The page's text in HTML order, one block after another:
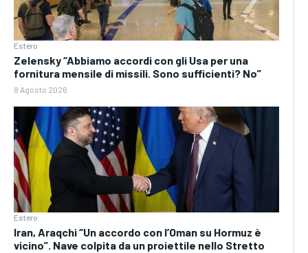
Estero
Zelensky “Abbiamo accordi con gli Usa per una
fornitura mensile di missili. Sono sufficienti? No”
8 Agosto 2026
Estero
Iran, Araqchi “Un accordo con l’Oman su Hormuz è
vicino”. Nave colpita da un proiettile nello Stretto